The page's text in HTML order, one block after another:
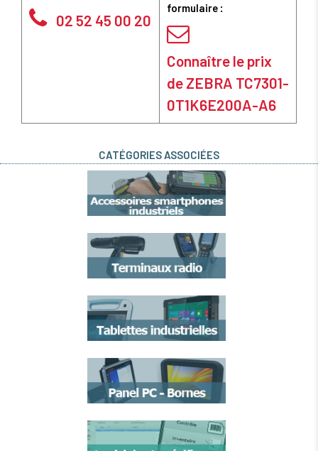
02 52 45 00 20
formulaire :
Connaître le prix
de ZEBRA TC7301-
0T1K6E200A-A6
CATÉGORIES ASSOCIÉES